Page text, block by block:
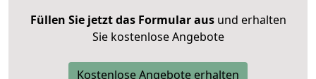
Füllen Sie jetzt das Formular ausund erhalten
Sie kostenlose Angebote
Kostenlose Angebote erhalten